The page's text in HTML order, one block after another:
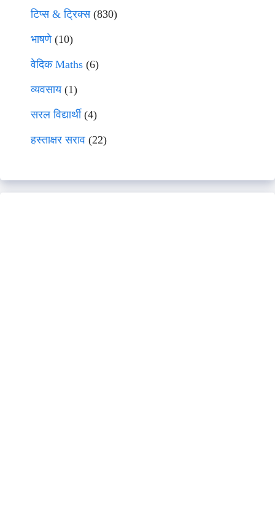
टिप्स & ट्रिक्स(830)
भाषणे(10)
वेदिक Maths (6)
व्यवसाय(1)
सरल विद्यार्थी(4)
हस्ताक्षर सराव (22)